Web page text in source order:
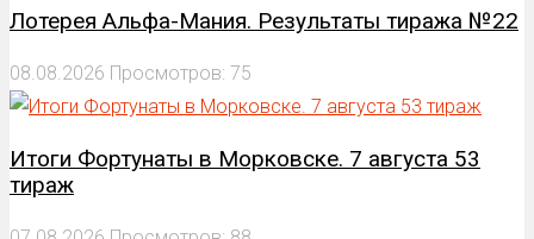
Лотерея Альфа-Мания. Результаты тиража №22
08.08.2026 Просмотров: 75
Итоги Фортунаты в Морковске. 7 августа 53
тираж